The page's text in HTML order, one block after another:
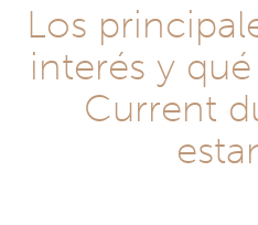
Los
interés y
Current